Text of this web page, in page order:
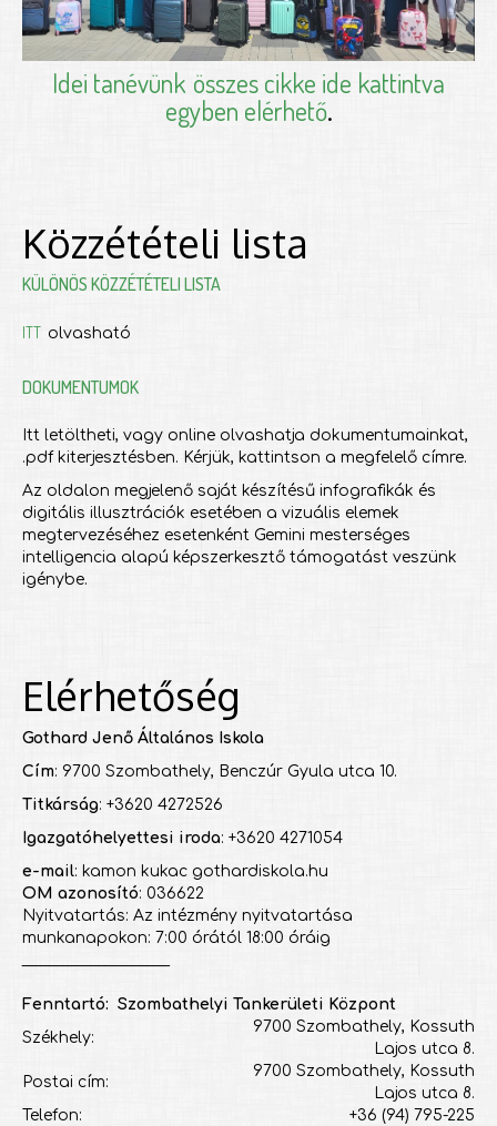
Idei tanévünk összes cikke ide kattintva
egyben elérhető.
Közzétételi lista
KÜLÖNÖS KÖZZÉTÉTELI LISTA
ITT olvasható
DOKUMENTUMOK
Itt letöltheti, vagy online olvashatja dokumentumainkat,
.pdf kiterjesztésben. Kérjük, kattintson a megfelelő címre.
Az oldalon megjelenő saját készítésű infografikák és
digitális illusztrációk esetében a vizuális elemek
megtervezéséhez esetenként Gemini mesterséges
intelligencia alapú képszerkesztő támogatást veszünk
igénybe.
Elérhetőség
Gothard Jenő Általános Iskola
Cím: 9700 Szombathely, Benczúr Gyula utca 10.
Titkárság: +3620 4272526
Igazgatóhelyettesi iroda: +3620 4271054
e-mail: kamon kukac gothardiskola.hu
OM azonosító: 036622
Nyitvatartás: Az intézmény nyitvatartása
munkanapokon: 7:00 órától 18:00 óráig
Fenntartó: Szombathelyi Tankerületi Központ
Székhely:
9700 Szombathely, Kossuth
Lajos utca 8.
Postai cím:
9700 Szombathely, Kossuth
Lajos utca 8.
Telefon:
+36 (94) 795-225